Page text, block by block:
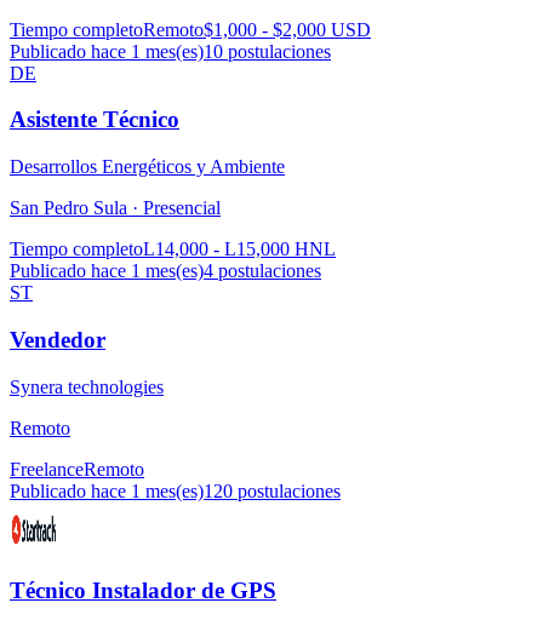
Tiempo completoRemoto$1,000 - $2,000 USD
Publicado hace 1 mes(es)10 postulaciones
DE
Asistente Técnico
Desarrollos Energéticos y Ambiente
San Pedro Sula · Presencial
Tiempo completoL14,000 - L15,000 HNL
Publicado hace 1 mes(es)4 postulaciones
ST
Vendedor
Synera technologies
Remoto
FreelanceRemoto
Publicado hace 1 mes(es)120 postulaciones
Técnico Instalador de GPS